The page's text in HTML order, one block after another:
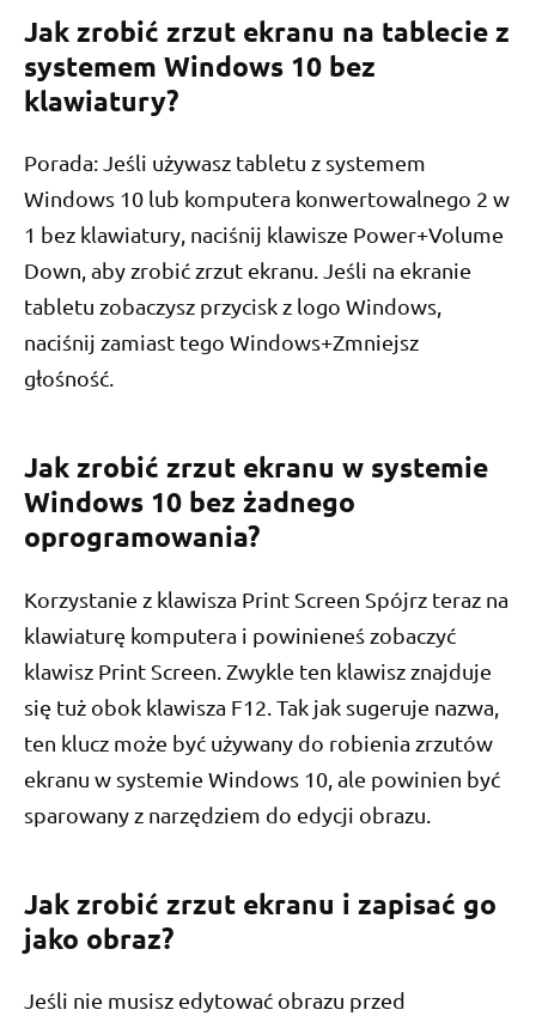
Jak zrobić zrzut ekranu na tablecie z
systemem Windows 10 bez
klawiatury?
Porada: Jeśli używasz tabletu z systemem
Windows 10 lub komputera konwertowalnego 2 w
1 bez klawiatury, naciśnij klawisze Power+Volume
Down, aby zrobić zrzut ekranu. Jeśli na ekranie
tabletu zobaczysz przycisk z logo Windows,
naciśnij zamiast tego Windows+Zmniejsz
głośność.
Jak zrobić zrzut ekranu w systemie
Windows 10 bez żadnego
oprogramowania?
Korzystanie z klawisza Print Screen Spójrz teraz na
klawiaturę komputera i powinieneś zobaczyć
klawisz Print Screen. Zwykle ten klawisz znajduje
się tuż obok klawisza F12. Tak jak sugeruje nazwa,
ten klucz może być używany do robienia zrzutów
ekranu w systemie Windows 10, ale powinien być
sparowany z narzędziem do edycji obrazu.
Jak zrobić zrzut ekranu i zapisać go
jako obraz?
Jeśli nie musisz edytować obrazu przed